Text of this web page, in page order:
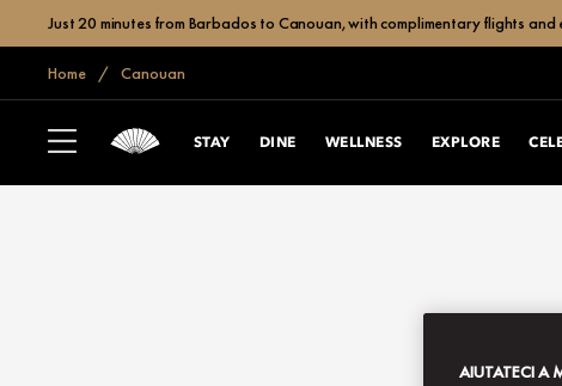
Just 20 minutes from Barbados to Canouan, with complimentary flights and
Home Canouan
STAY DINE WELLNESS EXPLORE
AIUTATECI A